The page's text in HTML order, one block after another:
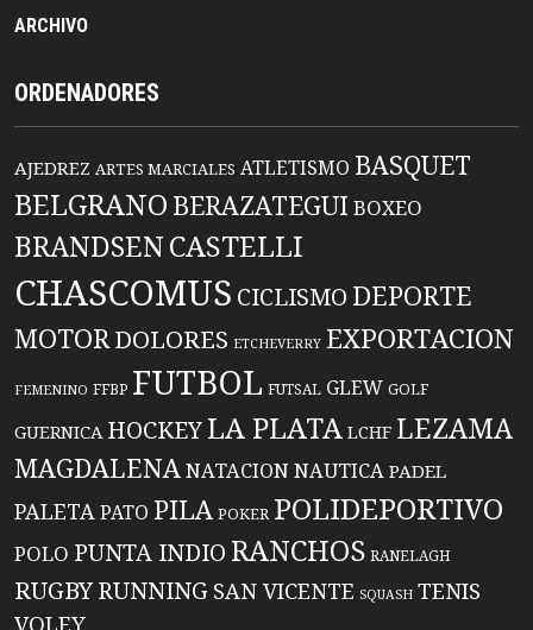
ARCHIVO
ORDENADORES
AJEDREZ ARTES MARCIALES ATLETISMO BASQUET
BELGRANO BERAZATEGUIBOXEO
BRANDSENCASTELLI
CHASCOMUS CICLISMO DEPORTE
MOTORDOLORES ETCHEVERRY EXPORTACION
FEMENINO FFBP FUTBOL FUTSAL GLEW GOLF
GUERNICA HOCKEYLA PLATA LCHF LEZAMA
MAGDALENANATACIONNAUTICA PADEL
PALETAPATO PILA POKER POLIDEPORTIVO
POLO PUNTA INDIO RANCHOS RANELAGH
RUGBYRUNNING SAN VICENTE SQUASH TENIS
VOLEY